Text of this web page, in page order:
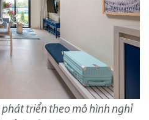
triển theo mô hình nghỉ